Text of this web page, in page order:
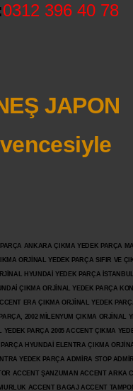
0312 396 40 78
JAPON
ANKARA ÇIKMA YEDEK PARÇA
ORJİNAL YEDEK PARÇA SIFIR VE
HYUNDAİ YEDEK PARÇA
ÇIKMA ORJİNAL YEDEK PARÇA
ERA ÇIKMA ORJİNAL YEDEK
2002 MİLENYUM ÇIKMA ORJİNAL
YEDEK PARÇA 2005 ACCENT ÇIKMA
HYUNDAİ ELENTRA ÇIKMA
YEDEK PARÇA ADMİRA STOP
ACCENT ŞANZUMAN ACCENT ARKA
ACCENT BAGAJ ACCENT